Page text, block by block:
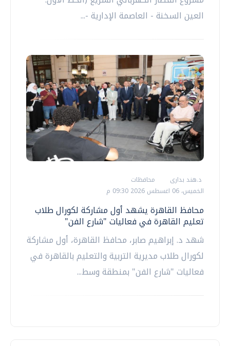
العين السخنة - العاصمة الإدارية -...
د.هند بدارى
محافظات
الخميس، 06 اغسطس 2026 09:30 م
محافظ القاهرة يشهد أول مشاركة لكورال طلاب
تعليم القاهرة في فعاليات "شارع الفن"
شهد د. إبراهيم صابر، محافظ القاهرة، أول مشاركة
لكورال طلاب مديرية التربية والتعليم بالقاهرة في
فعاليات "شارع الفن" بمنطقة وسط...